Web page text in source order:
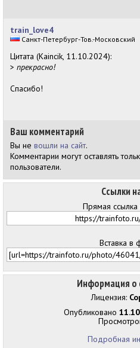
Информация о
Лицензия:
Опубликовано
Подробная
Ссылки
Прямая ссылка
Вставка в
train_love4
Санкт-Петербург-Тов.-Московский
Цитата (Kaincik, 11.10.2024):
> прекрасно!
Спасибо!
Ваш комментарий
Вы не вошли на сайт.
Комментарии могут оставлять
пользователи.